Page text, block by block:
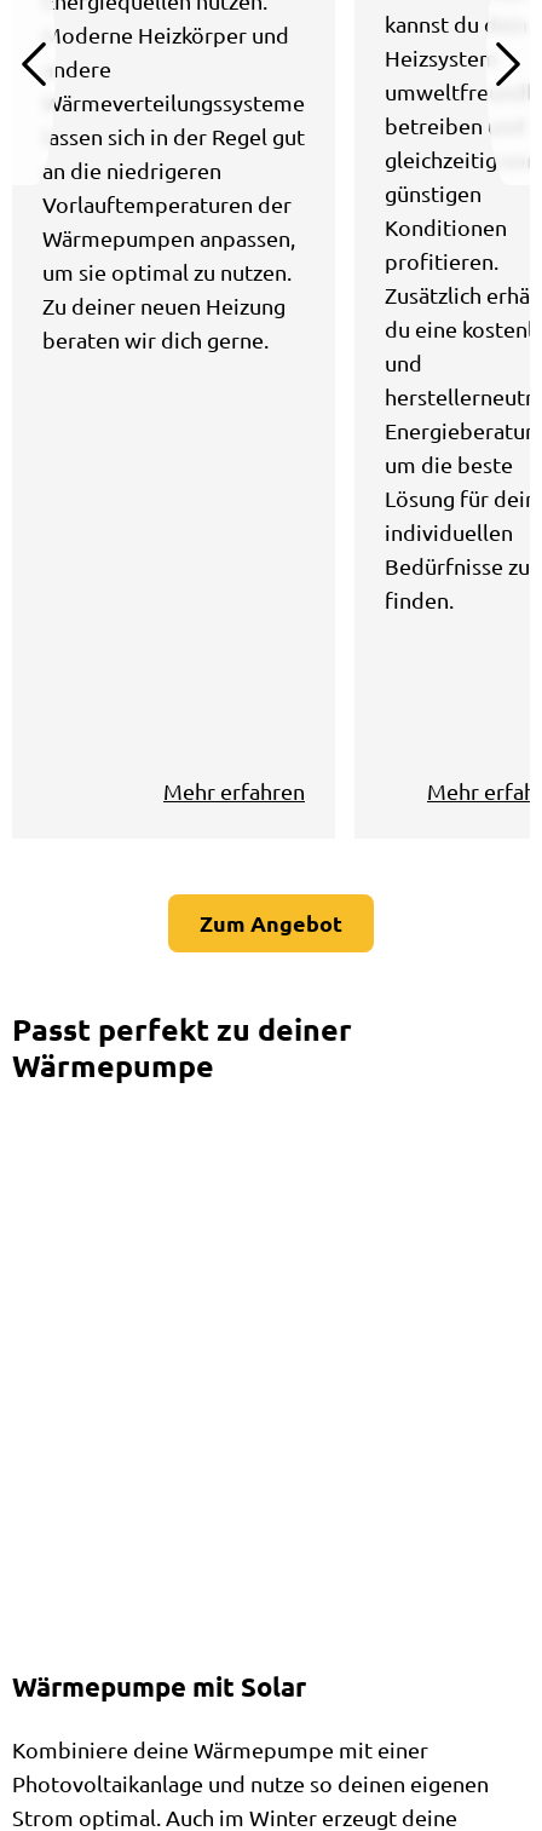
Moderne Heizkörper und
andere
Wärmeverteilungssysteme
lassen sich in der Regel gut
an die niedrigeren
Vorlauftemperaturen der
Wärmepumpen anpassen,
um sie optimal zu nutzen.
Zu deiner neuen Heizung
beraten wir dich gerne.
Mehr erfahren
kannst du dein
Heizsystem
betreiben und
gleichzeitig von
günstigen
Konditionen
profitieren.
Zusätzlich
du eine
und
um die beste
Lösung für
individuellen
Bedürfnisse zu
finden.
Mehr
Zum Angebot
Passt perfekt zu deiner
Wärmepumpe
Wärmepumpe mit Solar
Kombiniere deine Wärmepumpe mit einer
Photovoltaikanlage und nutze so deinen eigenen
Strom optimal. Auch im Winter erzeugt deine